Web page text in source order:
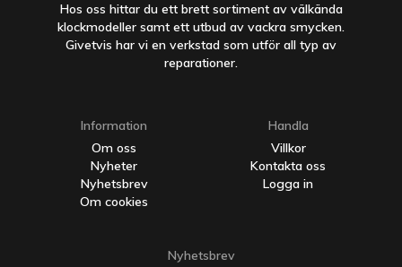
Hos oss hittar du ett brett sortiment av välkända
klockmodeller samt ett utbud av vackra smycken.
Givetvis har vi en verkstad som utför all typ av
reparationer.
Information
Om oss
Nyheter
Nyhetsbrev
Om cookies
Handla
Villkor
Kontakta oss
Logga in
Nyhetsbrev